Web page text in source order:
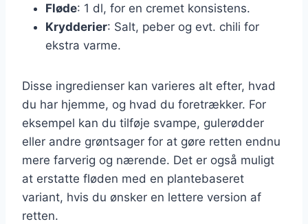
Fløde: 1 dl, for en cremet konsistens.
Krydderier: Salt, peber og evt. chili for
ekstra varme.
Disse ingredienser kan varieres alt efter, hvad
du har hjemme, og hvad du foretrækker. For
eksempel kan du tilføje svampe, gulerødder
eller andre grøntsager for at gøre retten endnu
mere farverig og nærende. Det er også muligt
at erstatte fløden med en plantebaseret
variant, hvis du ønsker en lettere version af
retten.